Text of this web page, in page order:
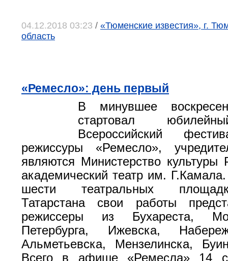
04.12.2018 03:23 / «Тюменские известия», г.
область
«Ремесло»: день первый
В минувшее
стартовал
Всероссийский
режиссуры «Ремесло»,
являются Министерство культуры
академический театр им.
шести театральных
Татарстана свои работы
режиссеры из Бухареста,
Петербурга, Ижевска,
Альметьевска, Мензелинска,
Всего в афише «Ремесла» 14